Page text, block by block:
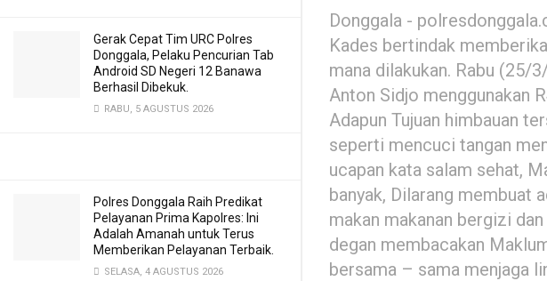
Gerak Cepat Tim URC Polres
Donggala, Pelaku Pencurian Tab
Android SD Negeri 12 Banawa
Berhasil Dibekuk.
RABU, 5 AGUSTUS 2026
Polres Donggala Raih Predikat
Pelayanan Prima Kapolres: Ini
Adalah Amanah untuk Terus
Memberikan Pelayanan Terbaik.
SELASA, 4 AGUSTUS 2026
Donggala -
Kades bertindak
mana dilakukan. Rabu (25/
Anton Sidjo menggunakan
Adapun Tujuan himbauan
seperti mencuci tangan
ucapan kata salam sehat,
banyak, Dilarang membuat
makan makanan bergizi
degan membacakan
bersama – sama menjaga